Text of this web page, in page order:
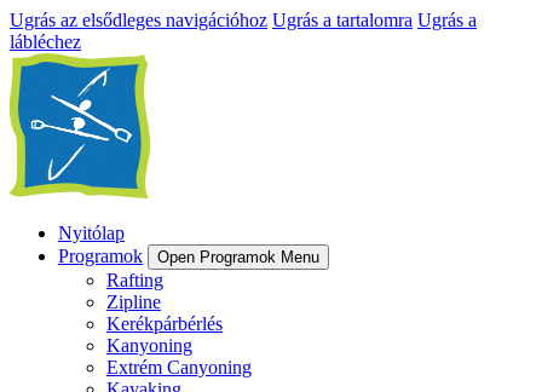
Ugrás az elsődleges navigációhoz Ugrás a tartalomra Ugrás a
lábléchez
Nyitólap
Programok
Open Programok Menu
Rafting
Zipline
Kerékpárbérlés
Kanyoning
Extrém Canyoning